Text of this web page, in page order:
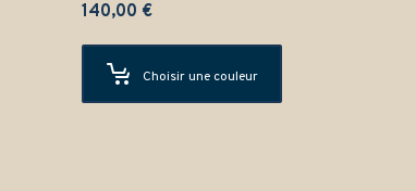
140,00 €
Choisir une couleur